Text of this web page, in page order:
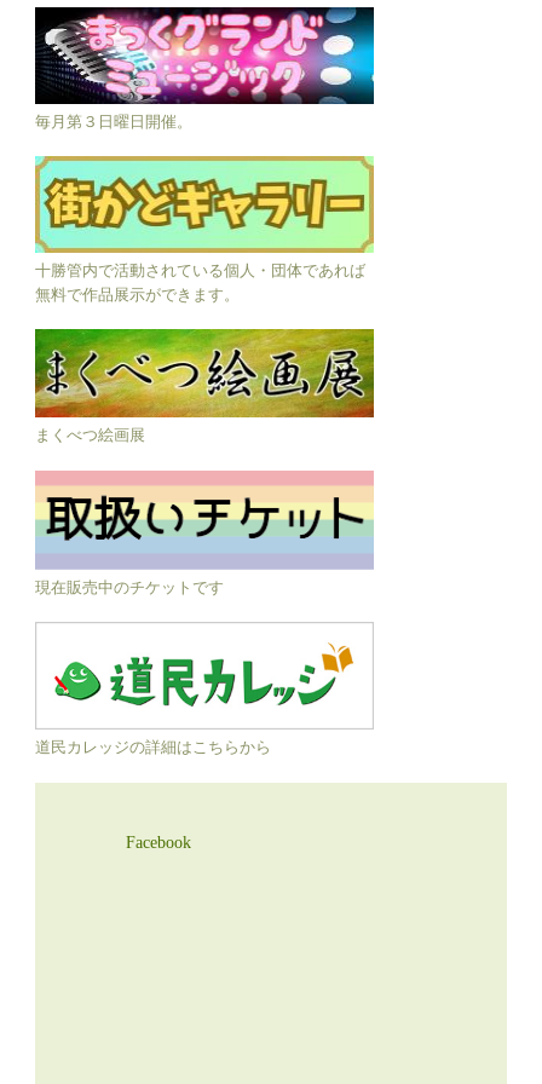
毎月第３日曜日開催。
十勝管内で活動されている個人・団体であれば
無料で作品展示ができます。
まくべつ絵画展
現在販売中のチケットです
道民カレッジの詳細はこちらから
Facebook